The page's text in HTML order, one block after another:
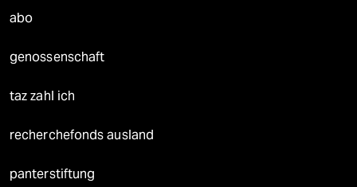
abo
genossenschaft
taz zahl ich
recherchefonds ausland
panterstiftung